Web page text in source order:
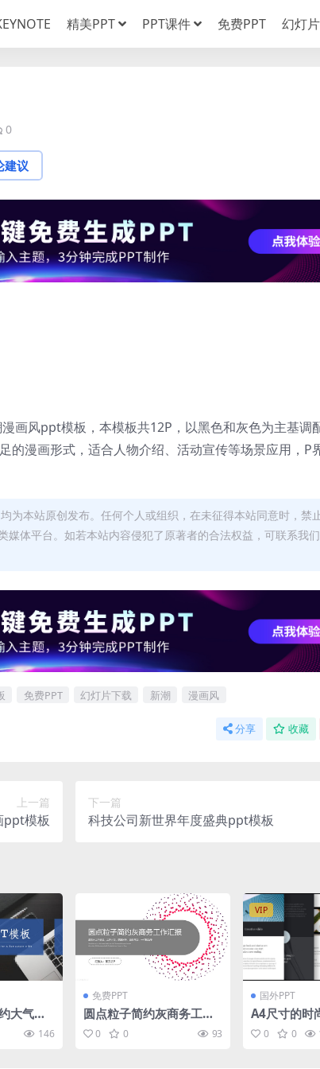
精美PPT PPT课件 免费PPT 幻灯
0
建议
漫画风ppt模板，本模板共12P，以黑色和灰色为主基调
的漫画形式，适合人物介绍、活动宣传等场景应用，P
为本站原创发布。任何个人或组织，在未征得本站同意时，禁
媒体平台。如若本站内容侵犯了原著者的合法权益，可联系我
免费PPT 幻灯片下载 新潮 漫画风
分享 收藏
上一篇
ppt模板
下一篇
科技公司新世界年度盛典ppt模板
大气销
146
免费PPT
圆点粒子简约灰商务工作
汇报ppt模板
0 0 93
VIP
国外PPT
A4尺寸的时
板 A4 |
Template
0 0